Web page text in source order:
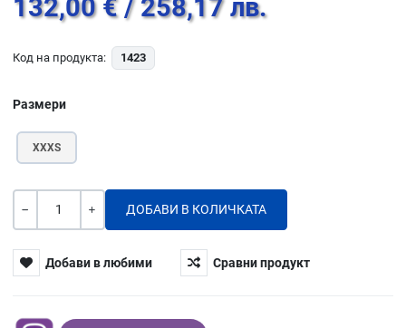
132,00 € / 258,17 лв.
Код на продукта: 1423
Размери
XXXS
Количество
Добави в любими Сравни продукт